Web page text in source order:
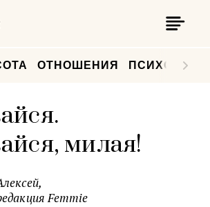
ОТНОШЕНИЯ
милая!
Femmie